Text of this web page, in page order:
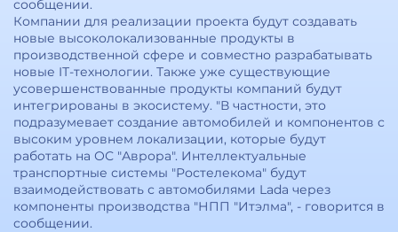
сообщении.
Компании для реализации проекта будут создавать
новые высоколокализованные продукты в
производственной сфере и совместно разрабатывать
новые IТ-технологии. Также уже существующие
усовершенствованные продукты компаний будут
интегрированы в экосистему. "В частности, это
подразумевает создание автомобилей и компонентов с
высоким уровнем локализации, которые будут
работать на ОС "Аврора". Интеллектуальные
транспортные системы "Ростелекома" будут
взаимодействовать с автомобилями Lada через
компоненты производства "НПП "Итэлма", - говорится в
сообщении.